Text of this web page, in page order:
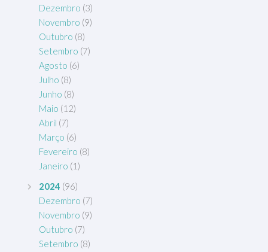
Dezembro (3)
Novembro (9)
Outubro (8)
Setembro (7)
Agosto (6)
Julho (8)
Junho (8)
Maio (12)
Abril (7)
Março (6)
Fevereiro (8)
Janeiro (1)
2024 (96)
Dezembro (7)
Novembro (9)
Outubro (7)
Setembro (8)